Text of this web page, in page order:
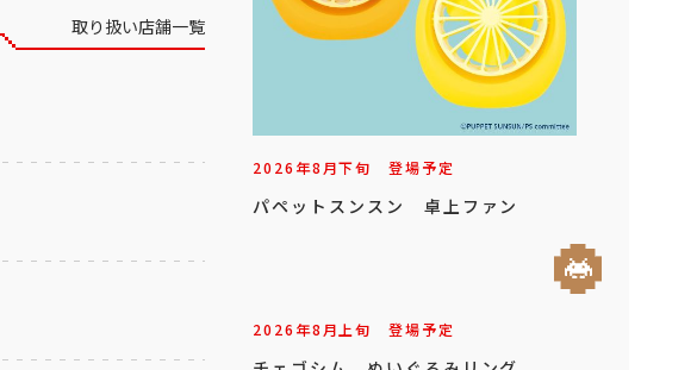
取り扱い店舗一覧
2026年8月下旬 登場予定
パペットスンスン 卓上ファン
2026年8月上旬 登場予定